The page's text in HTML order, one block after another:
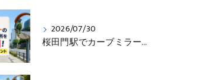
2026/07/30
桜田門駅でカーブミラーの探し方や設置場所を完全ガイド！見落としゼロのポイント